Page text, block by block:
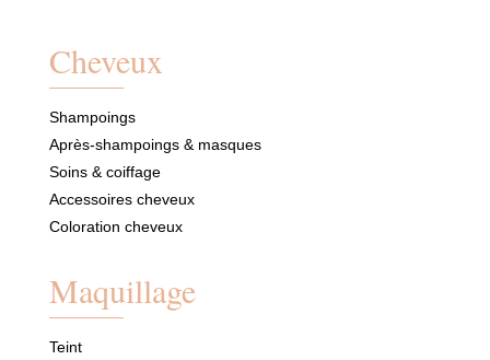
Cheveux
Shampoings
Après-shampoings & masques
Soins & coiffage
Accessoires cheveux
Coloration cheveux
Maquillage
Teint